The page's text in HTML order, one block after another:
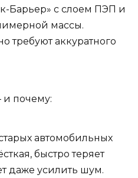
Барьер» с слоем ПЭП и
массы.
требуют аккуратного
и почему:
автомобильных
быстро теряет
даже усилить шум.